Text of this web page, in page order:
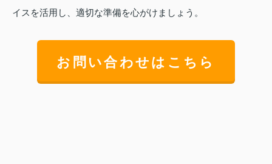
イスを活用し、適切な準備を心がけましょう。
お問い合わせはこちら